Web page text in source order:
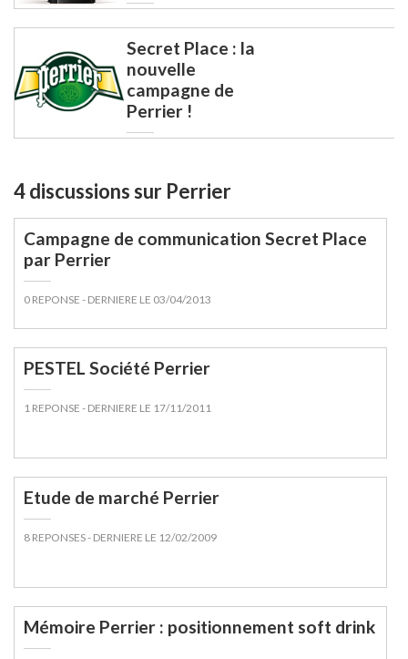
distributeurs, vente à emporter, etc.).
Perrier et la communication
Perrier mène unecommunication à 360 degrés
Secret Place : la
nouvelle
campagne de
Perrier !
4 discussions sur Perrier
Campagne de communication Secret Place
par Perrier
0 REPONSE - DERNIERE LE 03/04/2013
PESTEL Société Perrier
1 REPONSE - DERNIERE LE 17/11/2011
Etude de marché Perrier
8 REPONSES- DERNIERE LE 12/02/2009
Mémoire Perrier : positionnement soft drink